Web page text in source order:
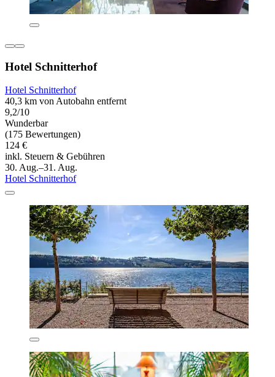
Hotel Schnitterhof
Hotel Schnitterhof
40,3 km von Autobahn entfernt
9,2/10
Wunderbar
(175 Bewertungen)
124 €
inkl. Steuern & Gebühren
30. Aug.–31. Aug.
Hotel Schnitterhof